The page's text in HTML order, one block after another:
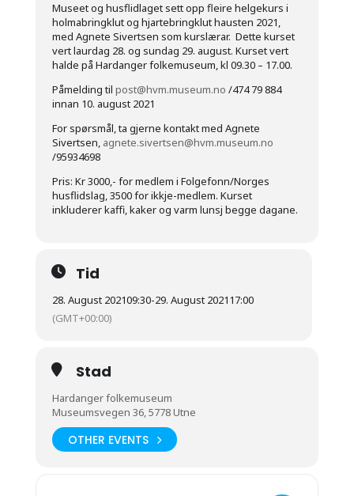
Museet og husflidlaget sett opp fleire helgekurs i
holmabringklut og hjartebringklut hausten 2021,
med Agnete Sivertsen som kurslærar. Dette kurset
vert laurdag 28. og sundag 29. august. Kurset vert
halde på Hardanger folkemuseum, kl 09.30 – 17.00.
Påmelding til post@hvm.museum.no /474 79 884
innan 10. august 2021
For spørsmål, ta gjerne kontakt med Agnete
Sivertsen, agnete.sivertsen@hvm.museum.no
/95934698
Pris: Kr 3000,- for medlem i Folgefonn/Norges
husflidslag, 3500 for ikkje-medlem. Kurset
inkluderer kaffi, kaker og varm lunsj begge dagane.
Tid
28. August 202109:30-29. August 202117:00
(GMT+00:00)
Stad
Hardanger folkemuseum
Museumsvegen 36, 5778 Utne
OTHER EVENTS